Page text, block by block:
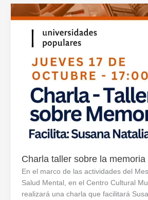
Charla taller sobre la memoria
En el marco de las actividades del
Salud Mental, en el Centro Cultural
realizará una charla que facilitará